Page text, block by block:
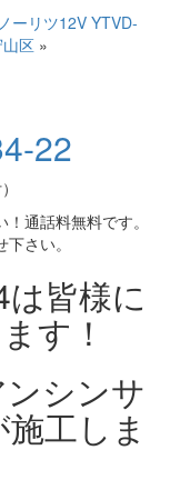
ノーリツ12V YTVD-
区 »
22
通話料無料です。
さい。
皆様に
す！
シンサ
工しま